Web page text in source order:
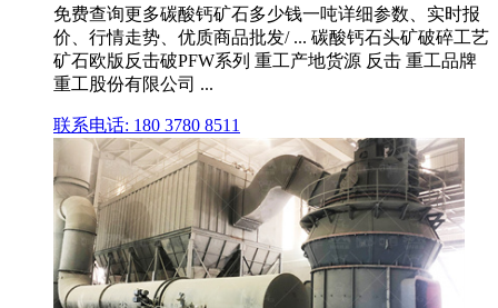
免费查询更多碳酸钙矿石多少钱一吨详细参数、实时报
价、行情走势、优质商品批发/ ... 碳酸钙石头矿破碎工艺
矿石欧版反击破PFW系列 重工产地货源 反击 重工品牌
重工股份有限公司 ...
联系电话: 180 3780 8511